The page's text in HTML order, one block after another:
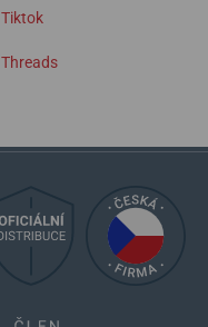
Tiktok
Threads